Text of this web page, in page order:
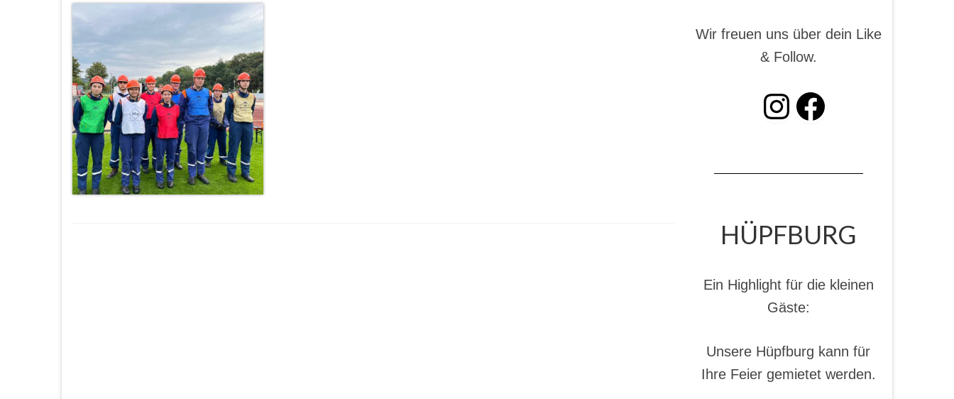
Wir freuen uns über dein Like
& Follow.
INSTAGRAM Facebook
HÜPFBURG
Ein Highlight für die kleinen
Gäste:
Unsere Hüpfburg kann für
Ihre Feier gemietet werden.